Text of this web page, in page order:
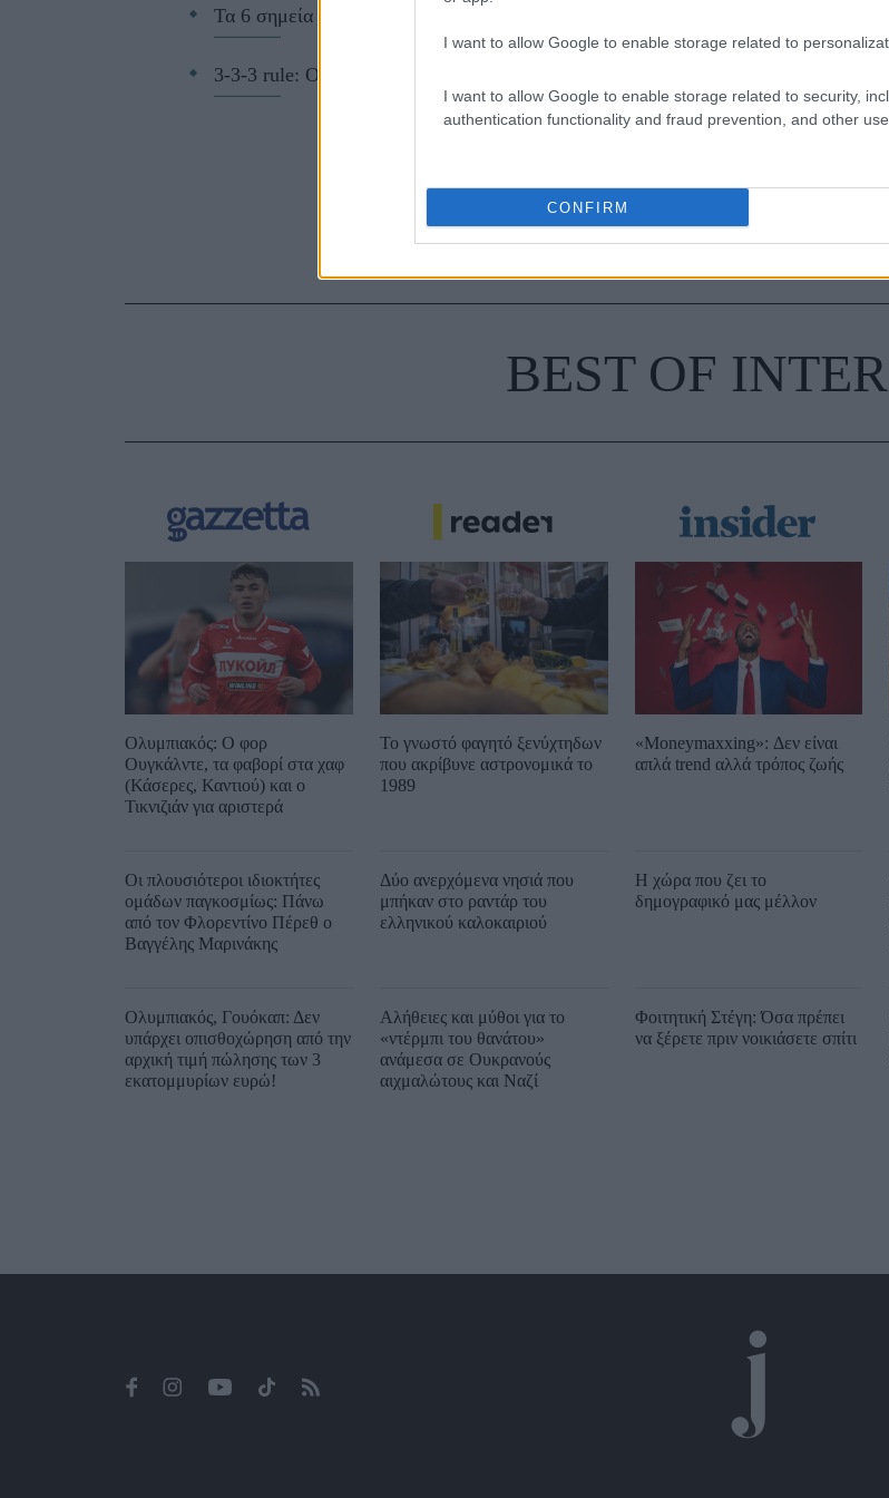
I want to allow Google to enable storage related to
I want to allow Google to enable storage related to security,
authentication functionality and fraud prevention, and other
CONFIRM
Τα 6 σημεία του σπιτιού που δεν χρειάζεται να καθαρίζεις κάθε εβδομάδα
3-3-3 rule: Ο κανόνας που θα αλλάξει τον τρόπο που ντύνεσαι
BEST OF
Ολυμπιακός: Ο φορ
Ουγκάλντε, τα φαβορί στα χαφ
(Κάσερες, Καντιού) και ο
Τικνιζιάν για αριστερά
Οι πλουσιότεροι ιδιοκτήτες
ομάδων παγκοσμίως: Πάνω
από τον Φλορεντίνο Πέρεθ ο
Βαγγέλης Μαρινάκης
Ολυμπιακός, Γουόκαπ: Δεν
υπάρχει οπισθοχώρηση από την
αρχική τιμή πώλησης των 3
εκατομμυρίων ευρώ!
Το γνωστό φαγητό ξενύχτηδων
που ακρίβυνε αστρονομικά το
1989
Δύο ανερχόμενα νησιά που
μπήκαν στο ραντάρ του
ελληνικού καλοκαιριού
Αλήθειες και μύθοι για το
«ντέρμπι του θανάτου»
ανάμεσα σε Ουκρανούς
αιχμαλώτους και Ναζί
«Moneymaxxing»: Δεν είναι
απλά trend αλλά τρόπος ζωής
Η χώρα που ζει το
δημογραφικό μας μέλλον
Φοιτητική Στέγη: Όσα πρέπει
να ξέρετε πριν νοικιάσετε σπίτι